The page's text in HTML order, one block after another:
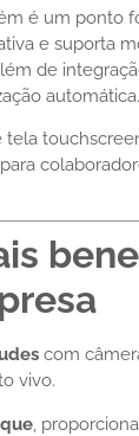
é um ponto
e suporta
de
automática.
tela
com
vivo.
,